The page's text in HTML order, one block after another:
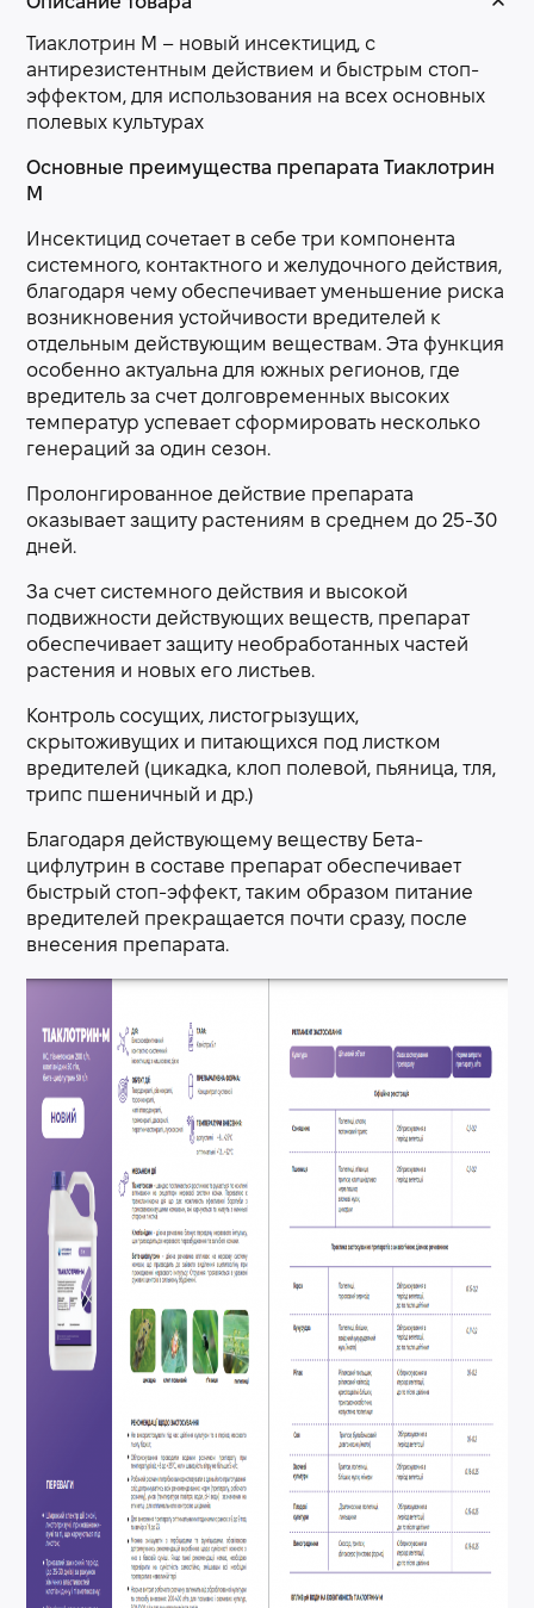
Тиаклотрин М – новый инсектицид, с
антирезистентным действием и быстрым стоп-
эффектом, для использования на всех основных
полевых культурах
Основные преимущества препарата Тиаклотрин
М
Инсектицид сочетает в себе три компонента
системного, контактного и желудочного действия,
благодаря чему обеспечивает уменьшение риска
возникновения устойчивости вредителей к
отдельным действующим веществам. Эта функция
особенно актуальна для южных регионов, где
вредитель за счет долговременных высоких
температур успевает сформировать несколько
генераций за один сезон.
Пролонгированное действие препарата
оказывает защиту растениям в среднем до 25-30
дней.
За счет системного действия и высокой
подвижности действующих веществ, препарат
обеспечивает защиту необработанных частей
растения и новых его листьев.
Контроль сосущих, листогрызущих,
скрытоживущих и питающихся под листком
вредителей (цикадка, клоп полевой, пьяница, тля,
трипс пшеничный и др.)
Благодаря действующему веществу Бета-
цифлутрин в составе препарат обеспечивает
быстрый стоп-эффект, таким образом питание
вредителей прекращается почти сразу, после
внесения препарата.